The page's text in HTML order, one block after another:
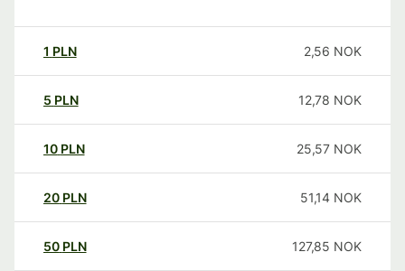
1 PLN 2,56 NOK
5 PLN 12,78 NOK
10 PLN 25,57 NOK
20 PLN 51,14 NOK
50 PLN 127,85 NOK